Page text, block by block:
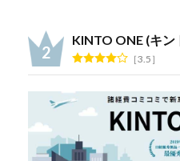
KINTO ONE (キン
3.5